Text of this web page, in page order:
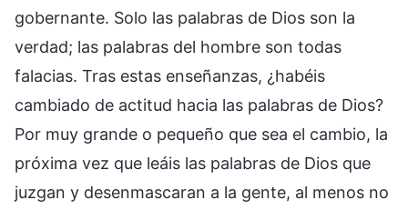
gobernante. Solo las palabras de Dios son la
verdad; las palabras del hombre son todas
falacias. Tras estas enseñanzas, ¿habéis
cambiado de actitud hacia las palabras de Dios?
Por muy grande o pequeño que sea el cambio, la
próxima vez que leáis las palabras de Dios que
juzgan y desenmascaran a la gente, al menos no